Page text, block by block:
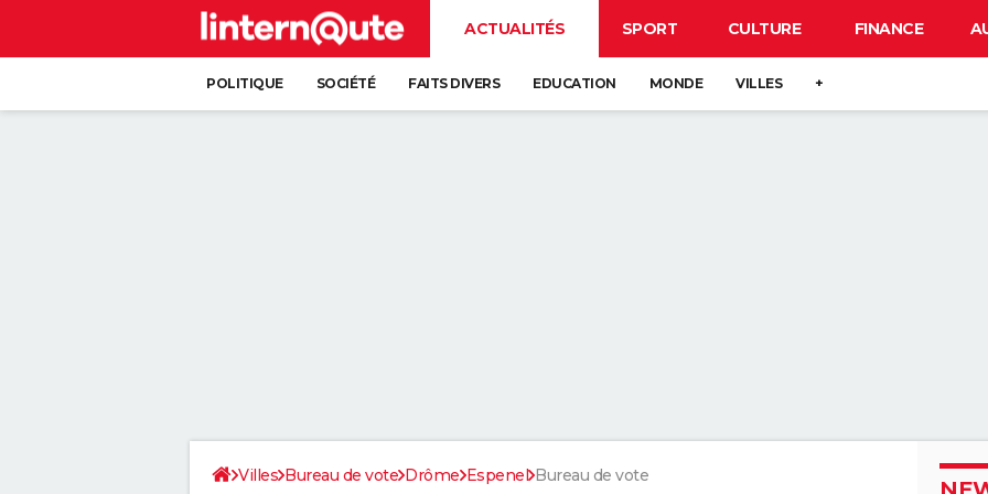
ACTUALITÉS SPORT CULTURE FINANCE
POLITIQUE SOCIÉTÉ FAITS DIVERS EDUCATION MONDE VILLES +
Villes Bureau de vote Drôme Espenel Bureau de vote